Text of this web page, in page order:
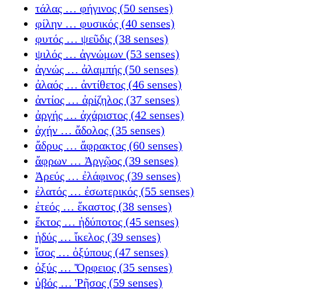
τάλας … φήγινος (50 senses)
φίλην … φυσικός (40 senses)
φυτός … ψεῦδις (38 senses)
ψιλός … ἀγνώμων (53 senses)
ἀγνώς … ἀλαμπής (50 senses)
ἀλαός … ἀντίθετος (46 senses)
ἀντίος … ἀρίζηλος (37 senses)
ἀργής … ἀχάριστος (42 senses)
ἀχήν … ἄδολος (35 senses)
ἄδρυς … ἄφρακτος (60 senses)
ἄφρων … Ἀργῷος (39 senses)
Ἀρεύς … ἐλάφινος (39 senses)
ἐλατός … ἐσωτερικός (55 senses)
ἐτεός … ἕκαστος (38 senses)
ἕκτος … ἡδύποτος (45 senses)
ἡδύς … ἴκελος (39 senses)
ἴσος … ὀξύπους (47 senses)
ὀξύς … Ὄρφειος (35 senses)
ὑβός … Ῥῆσος (59 senses)